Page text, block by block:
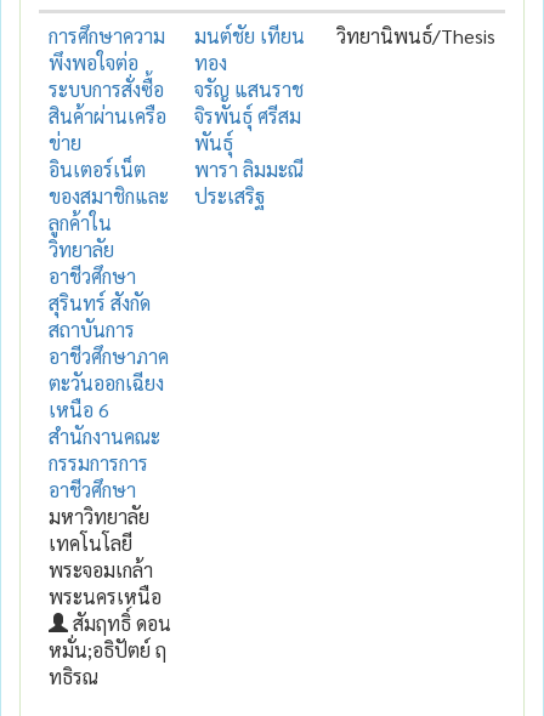
การศึกษาความ
พึงพอใจต่อ
ระบบการสั่งซื้อ
สินค้าผ่านเครือ
ข่าย
อินเตอร์เน็ต
ของสมาชิกและ
ลูกค้าใน
วิทยาลัย
อาชีวศึกษา
สุรินทร์ สังกัด
สถาบันการ
อาชีวศึกษาภาค
ตะวันออกเฉียง
เหนือ 6
สำนักงานคณะ
กรรมการการ
อาชีวศึกษา
มหาวิทยาลัย
เทคโนโลยี
พระจอมเกล้า
พระนครเหนือ
สัมฤทธิ์ ดอน
หมั่น;อธิปัตย์ ฤ
ทธิรณ
มนต์ชัย เทียน
ทอง
จรัญ แสนราช
จิรพันธุ์ ศรีสม
พันธุ์
พารา ลิมมะณี
ประเสริฐ
วิทยานิพนธ์/Thesis